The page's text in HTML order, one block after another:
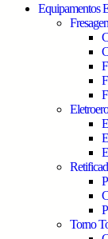
Equipamentos
Torno